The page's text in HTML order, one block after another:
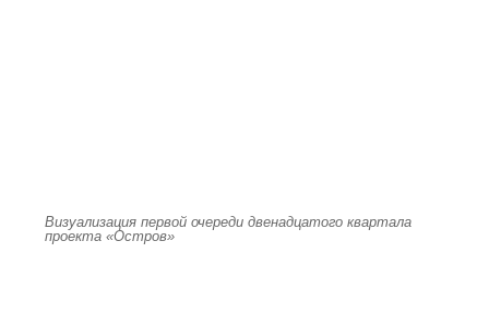
Визуализация первой очереди двенадцатого квартала
проекта «Остров»